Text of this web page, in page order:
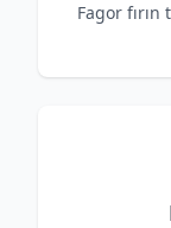
Fagor